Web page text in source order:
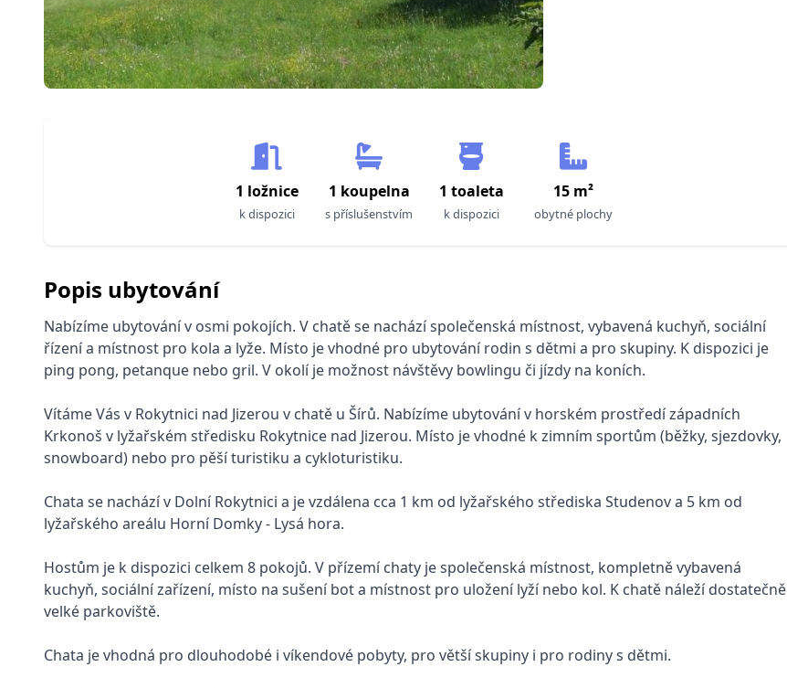
1 ložnice
k dispozici
1 koupelna
s příslušenstvím
1 toaleta
k dispozici
15 m²
obytné plochy
Popis ubytování
Nabízíme ubytování v osmi pokojích. V chatě se nachází společenská místnost, vybavená kuchyň, sociální
řízení a místnost pro kola a lyže. Místo je vhodné pro ubytování rodin s dětmi a pro skupiny. K dispozici je
ping pong, petanque nebo gril. V okolí je možnost návštěvy bowlingu či jízdy na koních.
Vítáme Vás v Rokytnici nad Jizerou v chatě u Šírů. Nabízíme ubytování v horském prostředí západních
Krkonoš v lyžařském středisku Rokytnice nad Jizerou. Místo je vhodné k zimním sportům (běžky, sjezdovky,
snowboard) nebo pro pěší turistiku a cykloturistiku.
Chata se nachází v Dolní Rokytnici a je vzdálena cca 1 km od lyžařského střediska Studenov a 5 km od
lyžařského areálu Horní Domky - Lysá hora.
Hostům je k dispozici celkem 8 pokojů. V přízemí chaty je společenská místnost, kompletně vybavená
kuchyň, sociální zařízení, místo na sušení bot a místnost pro uložení lyží nebo kol. K chatě náleží dostatečně
velké parkoviště.
Chata je vhodná pro dlouhodobé i víkendové pobyty, pro větší skupiny i pro rodiny s dětmi.